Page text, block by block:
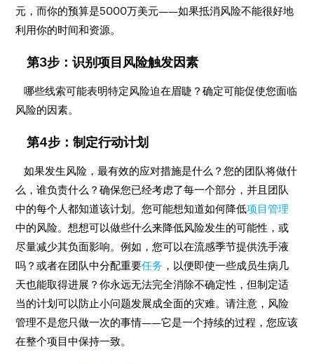
元，而你的预算是5000万美元——如果抵消风险不能很好地
利用你的时间和资源。
第3步：识别项目风险触发因素
哪些线索可能表明特定风险迫在眉睫？确定可能促使您面临
风险的因素。
第4步：制定行动计划
如果发生风险，最有效的应对措施是什么？您的团队将做什
么，谁负责什么？确保您已经考虑了每一个部分，并且团队
中的每个人都知道该计划。您可能想知道如何降低项目管理
中的风险。想想可以做些什么来降低风险发生的可能性，或
尽量减少其负面影响。例如，您可以在流感季节提供洗手液
吗？或者在团队中分配重要任务 ，以便即使一些成员生病几
天也能取得进展？你永远无法完全消除不确定性，但制定适
当的计划可以防止小问题发展成全面的灾难。请注意，风险
管理不是您只做一次的事情——它是一个持续的过程，您应该
在整个项目中保持一致。